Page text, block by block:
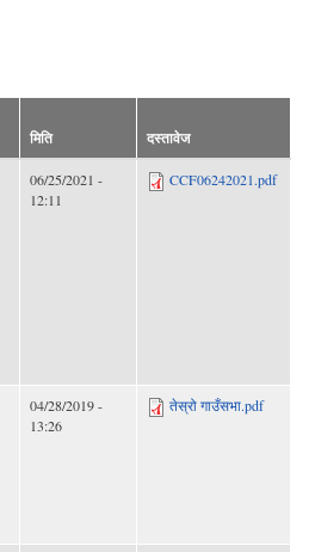
मिति दस्तावेज
06/25/2021 -
12:11
CCF06242021.pdf
04/28/2019 -
13:26
तेस्रो गाउँसभा.pdf